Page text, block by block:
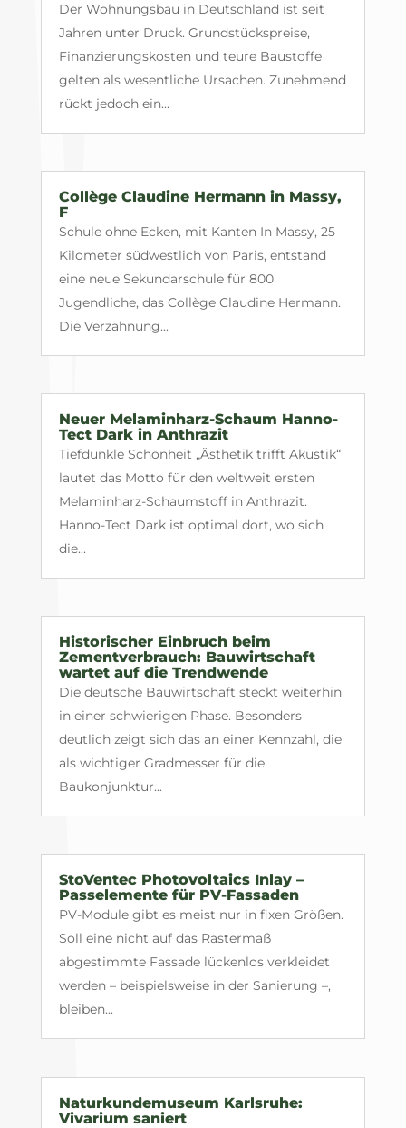
Der Wohnungsbau in Deutschland ist seit
Jahren unter Druck. Grundstückspreise,
Finanzierungskosten und teure Baustoffe
gelten als wesentliche Ursachen. Zunehmend
rückt jedoch ein...
Collège Claudine Hermann in Massy,
F
Schule ohne Ecken, mit Kanten In Massy, 25
Kilometer südwestlich von Paris, entstand
eine neue Sekundarschule für 800
Jugendliche, das Collège Claudine Hermann.
Die Verzahnung...
Neuer Melaminharz-Schaum Hanno-
Tect Dark in Anthrazit
Tiefdunkle Schönheit „Ästhetik trifft Akustik“
lautet das Motto für den weltweit ersten
Melaminharz-Schaumstoff in Anthrazit.
Hanno-Tect Dark ist optimal dort, wo sich
die...
Historischer Einbruch beim
Zementverbrauch: Bauwirtschaft
wartet auf die Trendwende
Die deutsche Bauwirtschaft steckt weiterhin
in einer schwierigen Phase. Besonders
deutlich zeigt sich das an einer Kennzahl, die
als wichtiger Gradmesser für die
Baukonjunktur...
StoVentec Photovoltaics Inlay –
Passelemente für PV-Fassaden
PV-Module gibt es meist nur in fixen Größen.
Soll eine nicht auf das Rastermaß
abgestimmte Fassade lückenlos verkleidet
werden – beispielsweise in der Sanierung –,
bleiben...
Naturkundemuseum Karlsruhe:
Vivarium saniert